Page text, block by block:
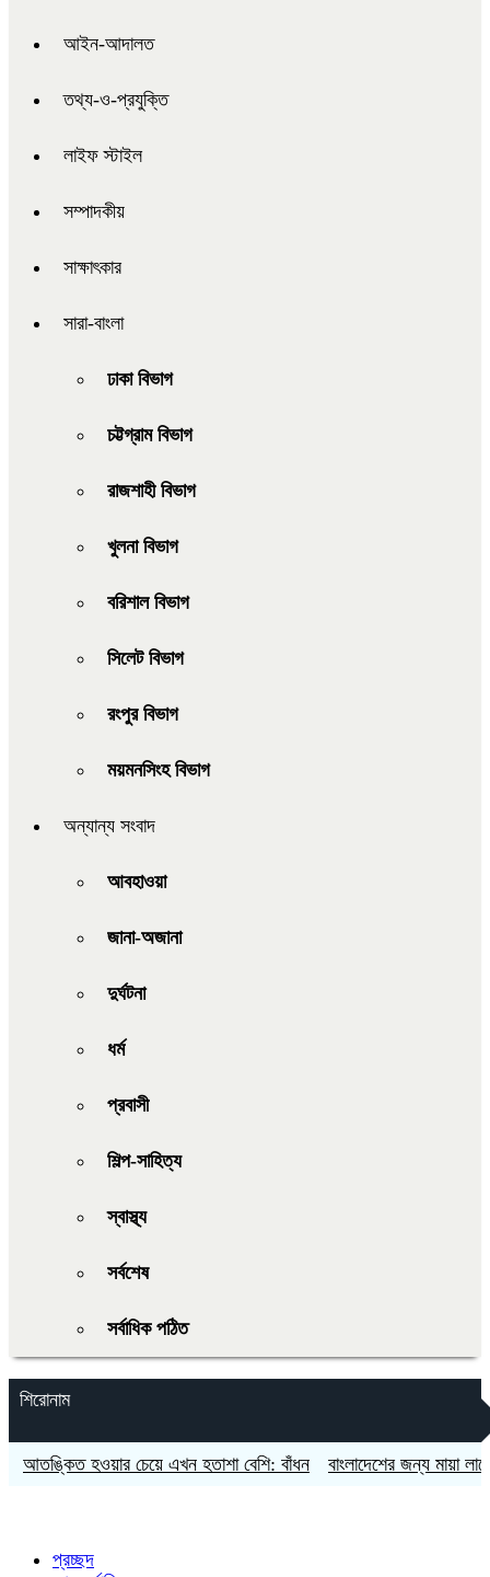
আইন-আদালত
তথ্য-ও-প্রযুক্তি
লাইফ স্টাইল
সম্পাদকীয়
সাক্ষাৎকার
সারা-বাংলা
ঢাকা বিভাগ
চট্টগ্রাম বিভাগ
রাজশাহী বিভাগ
খুলনা বিভাগ
বরিশাল বিভাগ
সিলেট বিভাগ
রংপুর বিভাগ
ময়মনসিংহ বিভাগ
অন্যান্য সংবাদ
আবহাওয়া
জানা-অজানা
দুর্ঘটনা
ধর্ম
প্রবাসী
শিল্প-সাহিত্য
স্বাস্থ্য
সর্বশেষ
সর্বাধিক পঠিত
শিরোনাম
হওয়ার চেয়ে এখন হতাশা বেশি: বাঁধন বাংলাদেশের জন্য মায়া লাগে:
প্রচ্ছদ